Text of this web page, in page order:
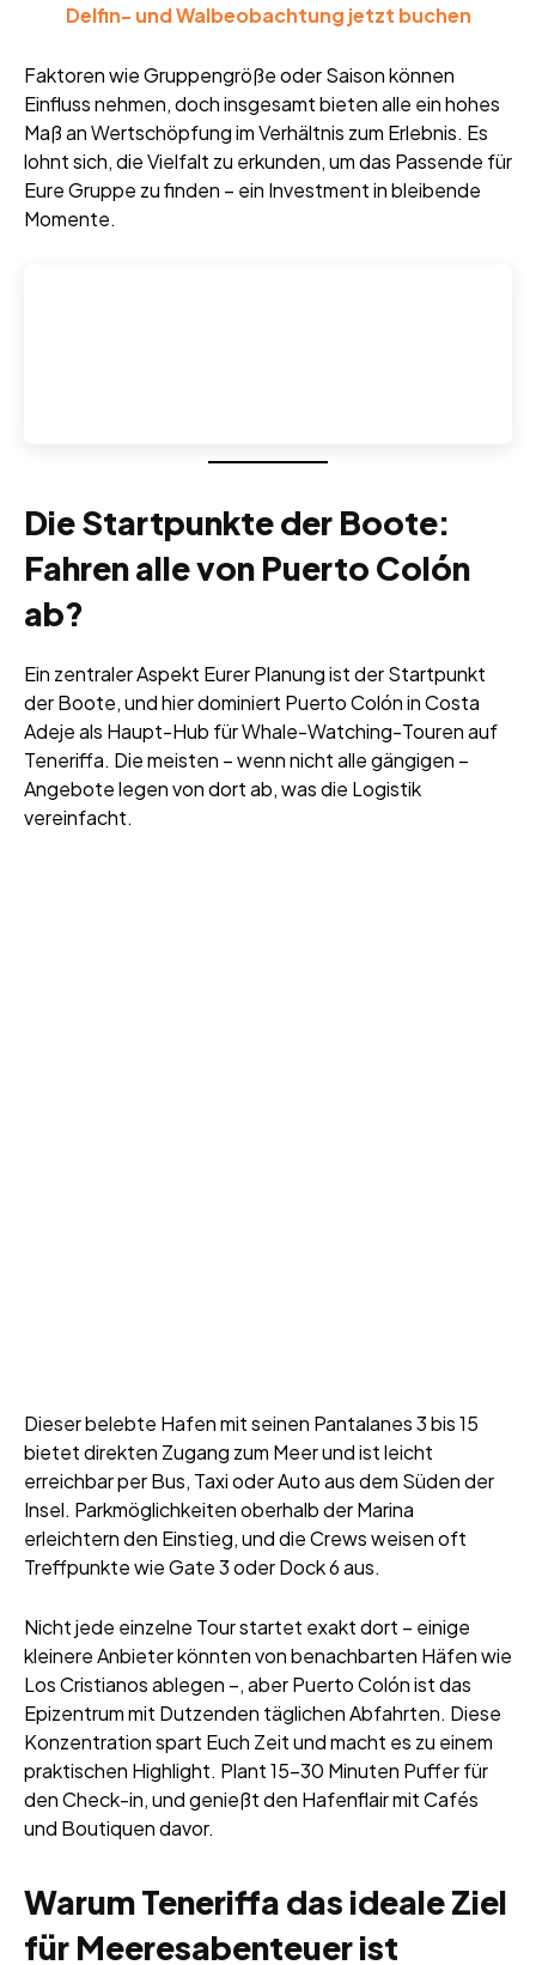
Delfin- und Walbeobachtung jetzt buchen
Faktoren wie Gruppengröße oder Saison können
Einfluss nehmen, doch insgesamt bieten alle ein hohes
Maß an Wertschöpfung im Verhältnis zum Erlebnis. Es
lohnt sich, die Vielfalt zu erkunden, um das Passende für
Eure Gruppe zu finden – ein Investment in bleibende
Momente.
Die Startpunkte der Boote:
Fahren alle von Puerto Colón
ab?
Ein zentraler Aspekt Eurer Planung ist der Startpunkt
der Boote, und hier dominiert Puerto Colón in Costa
Adeje als Haupt-Hub für Whale-Watching-Touren auf
Teneriffa. Die meisten – wenn nicht alle gängigen –
Angebote legen von dort ab, was die Logistik
vereinfacht.
Dieser belebte Hafen mit seinen Pantalanes 3 bis 15
bietet direkten Zugang zum Meer und ist leicht
erreichbar per Bus, Taxi oder Auto aus dem Süden der
Insel. Parkmöglichkeiten oberhalb der Marina
erleichtern den Einstieg, und die Crews weisen oft
Treffpunkte wie Gate 3 oder Dock 6 aus.
Nicht jede einzelne Tour startet exakt dort – einige
kleinere Anbieter könnten von benachbarten Häfen wie
Los Cristianos ablegen –, aber Puerto Colón ist das
Epizentrum mit Dutzenden täglichen Abfahrten. Diese
Konzentration spart Euch Zeit und macht es zu einem
praktischen Highlight. Plant 15-30 Minuten Puffer für
den Check-in, und genießt den Hafenflair mit Cafés
und Boutiquen davor.
Warum Teneriffa das ideale Ziel
für Meeresabenteuer ist